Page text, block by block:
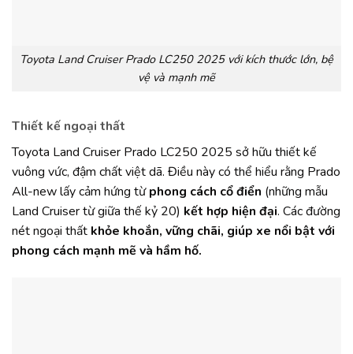
Toyota Land Cruiser Prado LC250 2025 với kích thước lớn, bệ
vệ và mạnh mẽ
Thiết kế ngoại thất
Toyota Land Cruiser Prado LC250 2025 sở hữu thiết kế
vuông vức, đậm chất việt dã. Điều này có thể hiểu rằng Prado
All-new lấy cảm hứng từphong cách cổ điển (những mẫu
Land Cruiser từ giữa thế kỷ 20) kết hợp hiện đại. Các đường
nét ngoại thất khỏe khoắn, vững chãi, giúp xe nổi bật với
phong cách mạnh mẽ và hầm hố.